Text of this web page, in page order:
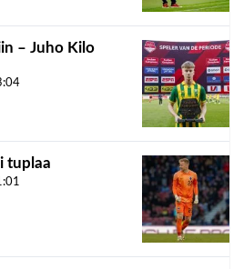
– Juho Kilo
tuplaa